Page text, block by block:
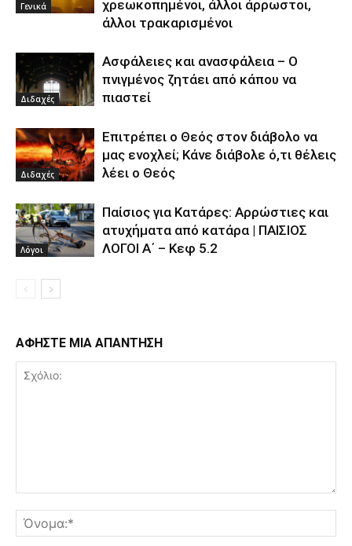
Γενικά
χρεωκοπημένοι, άλλοι άρρωστοι,
άλλοι τρακαρισμένοι
Διδαχές
Ασφάλειες και ανασφάλεια – Ο
πνιγμένος ζητάει από κάπου να
πιαστεί
Διδαχές
Επιτρέπει ο Θεός στον διάβολο να
μας ενοχλεί; Κάνε διάβολε ό,τι θέλεις
λέει ο Θεός
Λόγοι
Παίσιος για Κατάρες: Αρρώστιες και
ατυχήματα από κατάρα | ΠΑΙΣΙΟΣ
ΛΟΓΟΙ Α΄ – Κεφ 5.2
ΑΦΗΣΤΕ ΜΙΑ ΑΠΑΝΤΗΣΗ